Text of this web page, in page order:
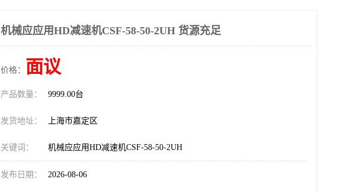
机械应应用HD减速机CSF-58-50-2UH 货源充足
价格： 面议
产品数量： 9999.00台
发货地址： 上海市嘉定区
关键词： 机械应应用HD减速机CSF-58-50-2UH
发布日期： 2026-08-06